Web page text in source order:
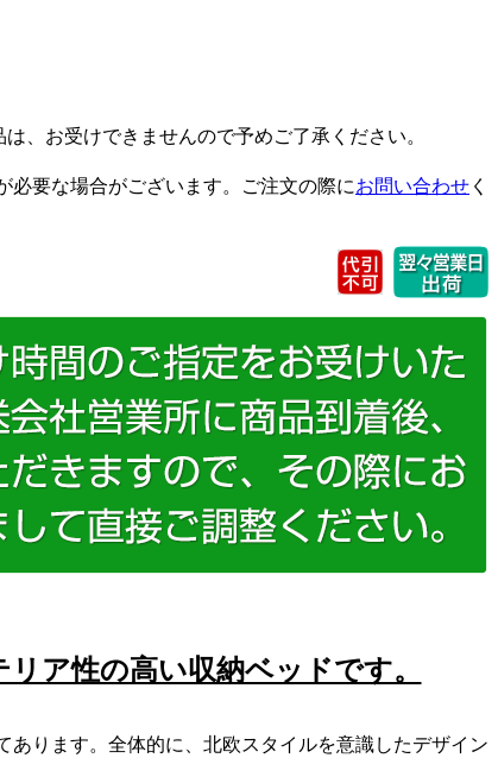
、お受けできませんので予めご了承ください。
必要な場合がございます。ご注文の際にお問い合わせ く
ア性の高い収納ベッドです。
あります。全体的に、北欧スタイルを意識したデザイン